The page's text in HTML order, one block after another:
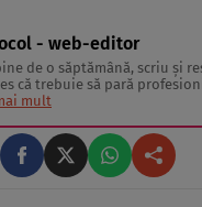
- web-editor
de o săptămână, scriu şi
că trebuie să pară
Totuşi, nu pot să nu recunosc
...
mult